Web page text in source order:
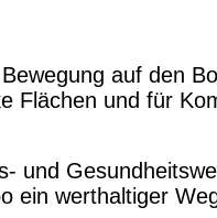
auf den
Flächen und für
und
ein werthaltiger